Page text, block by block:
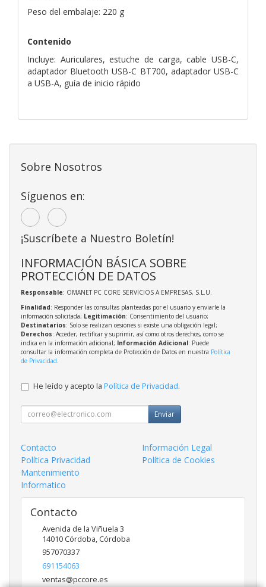
Peso del embalaje: 220 g
Contenido
Incluye: Auriculares, estuche de carga, cable USB-C,
adaptador Bluetooth USB-C BT700, adaptador USB-C
a USB-A, guía de inicio rápido
Sobre Nosotros
Síguenos en:
¡Suscríbete a Nuestro Boletín!
INFORMACIÓN BÁSICA SOBRE
PROTECCIÓN DE DATOS
Responsable: OMANET PC CORE SERVICIOS A EMPRESAS, S.L.U.
Finalidad: Responder las consultas planteadas por el usuario y enviarle la
información solicitada; Legitimación: Consentimiento del usuario;
Destinatarios: Solo se realizan cesiones si existe una obligación legal;
Derechos: Acceder, rectificar y suprimir, así como otros derechos, como se
indica en la información adicional; Información Adicional: Puede
consultar la información completa de Protección de Datos en nuestra Política
de Privacidad
He leído y acepto la Política de Privacidad.
Enviar
Contacto
Información Legal
Política Privacidad
Política de Cookies
Mantenimiento
Informatico
Contacto
Avenida de la Viñuela 3
14010 Córdoba, Córdoba
957070337
691154063
ventas@pccore.es